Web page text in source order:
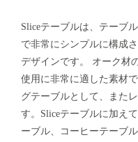
Sliceテーブルは、テーブ
で非常にシンプルに構成
デザインです。 オーク材
使用に非常に適した素材
グテーブルとして、また
す。Sliceテーブルに加え
ーブル、コーヒーテーブ